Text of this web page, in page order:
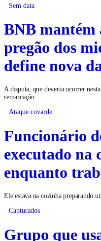
Sem data
BNB mantém
pregão dos
define nova
A disputa, que deveria ocorrer
remarcação
Ataque covarde
Funcionário
executado na
enquanto
Ele estava na cozinha preparando
Capturados
Grupo que